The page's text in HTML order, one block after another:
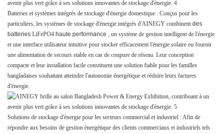
Batteries et systèmes intégrés de stockage d'énergie domestique : Conçus pour les
particuliers, les systèmes de stockage d'énergie intégrés d'AINEGY combinent des
batteries LiFePO4 haute performance
, un système de gestion intelligent de l'énergie
et une interface utilisateur intuitive pour stocker efficacement l'énergie solaire ou fournir
une alimentation de secours stable en cas de coupure de réseau. Leur conception
compacte et leur installation facile constituent une solution fiable pour les familles
bangladaises souhaitant atteindre l'autonomie énergétique et réduire leurs factures
d'énergie.
Solutions de stockage d'énergie pour les secteurs commercial et industriel : Afin de
répondre aux besoins de gestion énergétique des clients commerciaux et industriels tels